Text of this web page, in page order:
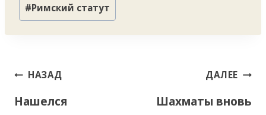
#Римский статут
Навигация
записям
НАЗАД
Нашелся
ДАЛЕЕ
Шахматы вновь